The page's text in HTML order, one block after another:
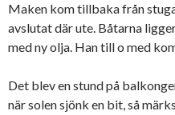
Maken kom tillbaka från
avslutat där ute. Båtarna
med ny olja. Han till o med
Det blev en stund på
när solen sjönk en bit, så